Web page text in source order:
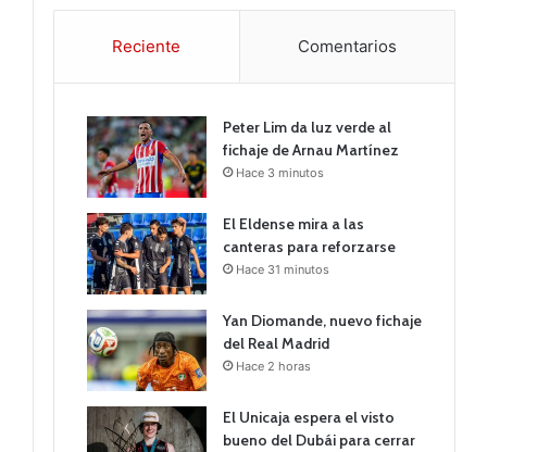
Reciente Comentarios
Peter Lim da luz verde al
fichaje de Arnau Martínez
Hace 3 minutos
El Eldense mira a las
canteras para reforzarse
Hace 31 minutos
Yan Diomande, nuevo fichaje
del Real Madrid
Hace 2 horas
El Unicaja espera el visto
bueno del Dubái para cerrar